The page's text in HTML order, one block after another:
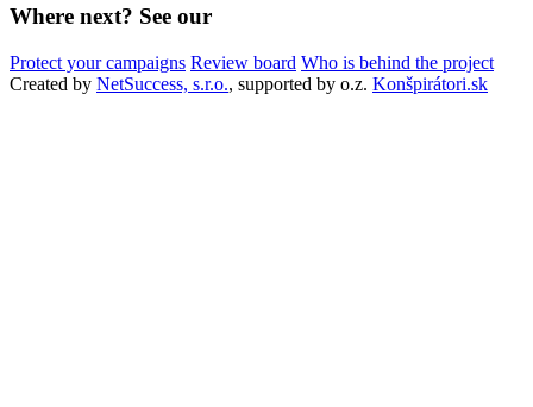
Where next? See our
Protect your campaigns Review board Who is behind the project
Created by NetSuccess, s.r.o., supported by o.z. Konšpirátori.sk